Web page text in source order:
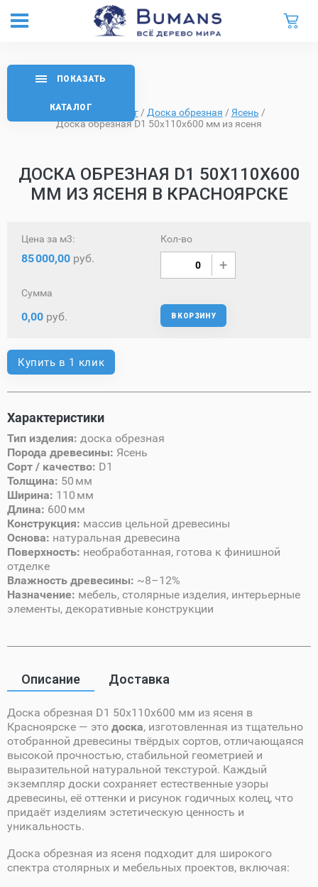
Главная Каталог / Доска обрезная / Ясень /
Доска обрезная D1 50х110х600 мм из ясеня
ДОСКА ОБРЕЗНАЯ D1 50Х110Х600
ММ ИЗ ЯСЕНЯ В КРАСНОЯРСКЕ
ПОКАЗАТЬ
КАТАЛОГ
Цена за м3:
85000,00 руб.
Кол-во
Сумма
0,00 руб. В КОРЗИНУ
Купить в 1 клик
Характеристики
Тип изделия: доска обрезная
Порода древесины: Ясень
Сорт / качество: D1
Толщина: 50 мм
Ширина: 110 мм
Длина: 600 мм
Конструкция: массив цельной древесины
Основа: натуральная древесина
Поверхность: необработанная, готова к финишной
отделке
Влажность древесины: ~8–12%
Назначение: мебель, столярные изделия, интерьерные
элементы, декоративные конструкции
Описание Доставка
Доска обрезная D1 50х110х600 мм из ясеня в
Красноярске — это доска, изготовленная из тщательно
отобранной древесины твёрдых сортов, отличающаяся
высокой прочностью, стабильной геометрией и
выразительной натуральной текстурой. Каждый
экземпляр доски сохраняет естественные узоры
древесины, её оттенки и рисунок годичных колец, что
придаёт изделиям эстетическую ценность и
уникальность.
Доска обрезная из ясеня подходит для широкого
спектра столярных и мебельных проектов, включая: